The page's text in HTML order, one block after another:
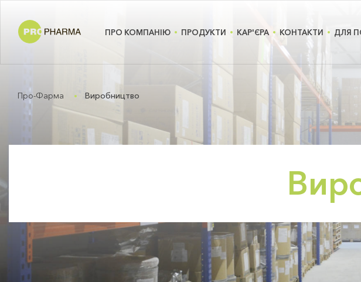
ПРО КОМПАНІЮ ПРОДУКТИ КАР'ЄРА КОНТАКТИ ДЛЯ
Про-Фарма Виробництво